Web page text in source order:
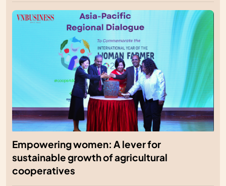
Empowering women: A lever for
sustainable growth of agricultural
cooperatives